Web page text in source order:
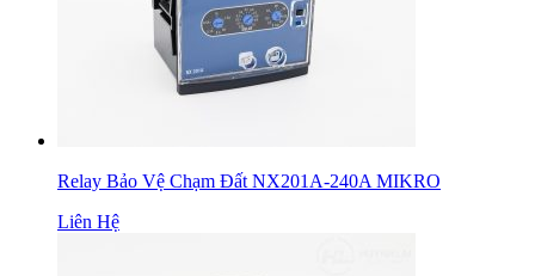
Relay Bảo Vệ Chạm Đất NX201A-240A MIKRO
Liên Hệ